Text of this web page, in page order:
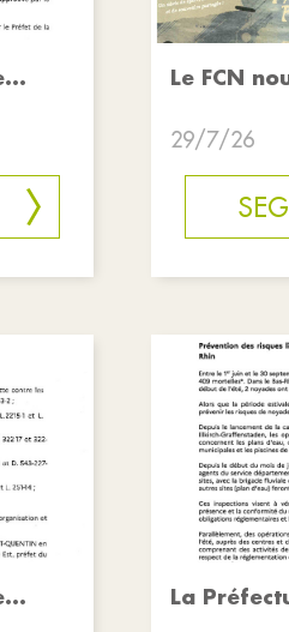
Le FCN
29/7/26
La